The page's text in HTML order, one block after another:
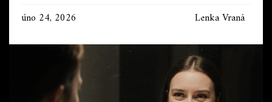
úno 24, 2026 Lenka Vraná